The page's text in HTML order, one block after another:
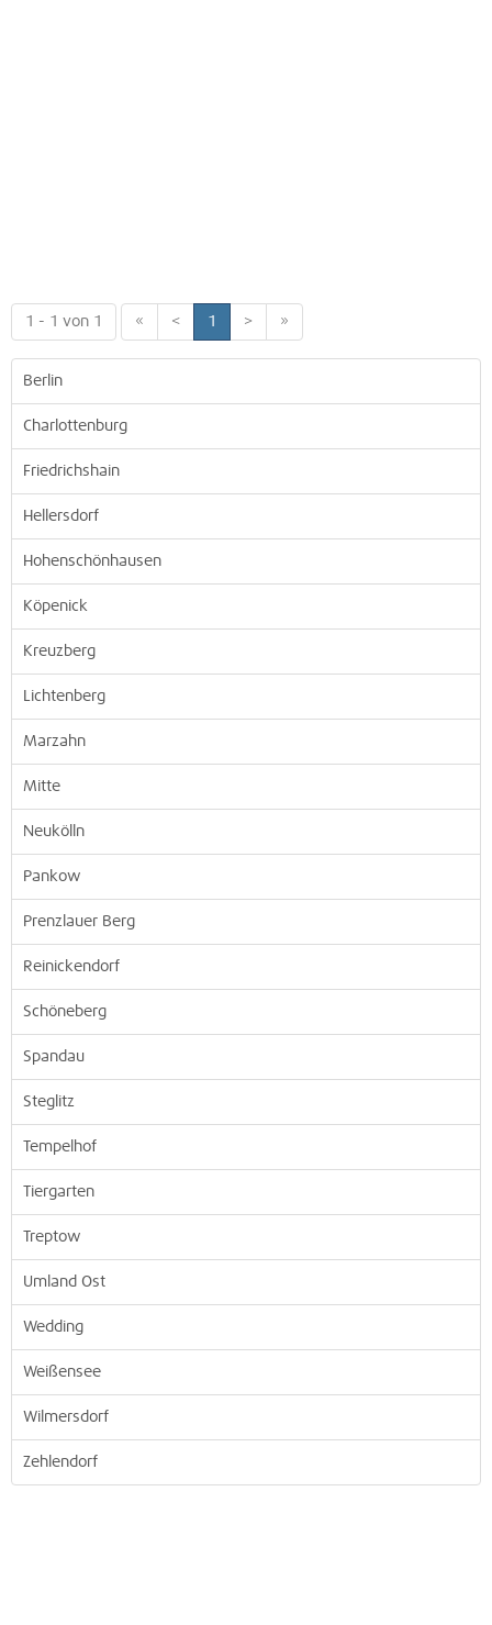
1 - 1 von 1 « < 1 > »
Berlin
Charlottenburg
Friedrichshain
Hellersdorf
Hohenschönhausen
Köpenick
Kreuzberg
Lichtenberg
Marzahn
Mitte
Neukölln
Pankow
Prenzlauer Berg
Reinickendorf
Schöneberg
Spandau
Steglitz
Tempelhof
Tiergarten
Treptow
Umland Ost
Wedding
Weißensee
Wilmersdorf
Zehlendorf